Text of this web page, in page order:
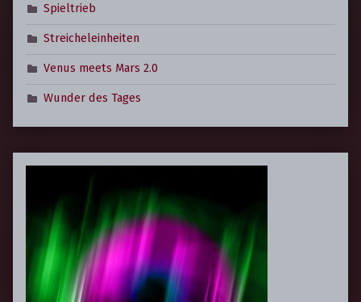
Spieltrieb
Streicheleinheiten
Venus meets Mars 2.0
Wunder des Tages